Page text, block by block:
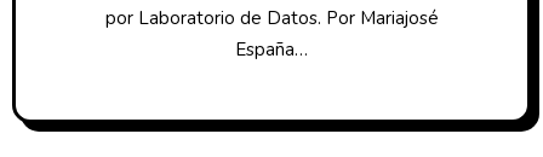
por Laboratorio de Datos. Por Mariajosé
España…